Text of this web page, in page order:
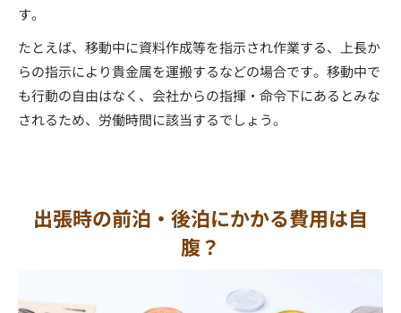
す。
たとえば、移動中に資料作成等を指示され作業する、上長か
らの指示により貴金属を運搬するなどの場合です。移動中で
も行動の自由はなく、会社からの指揮・命令下にあるとみな
されるため、労働時間に該当するでしょう。
出張時の前泊・後泊にかかる費用は自
腹？